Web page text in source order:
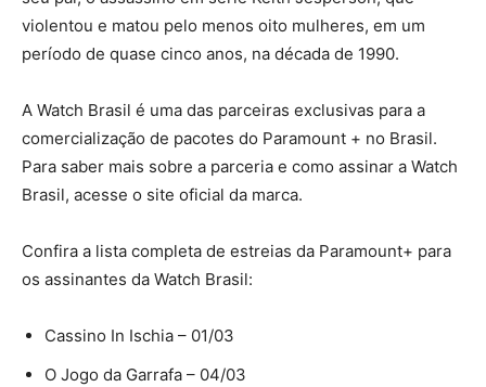
violentou e matou pelo menos oito mulheres, em um
período de quase cinco anos, na década de 1990.
A Watch Brasil é uma das parceiras exclusivas para a
comercialização de pacotes do Paramount + no Brasil.
Para saber mais sobre a parceria e como assinar a Watch
Brasil, acesse o site oficial da marca.
Confira a lista completa de estreias da Paramount+ para
os assinantes da Watch Brasil:
Cassino In Ischia – 01/03
O Jogo da Garrafa – 04/03